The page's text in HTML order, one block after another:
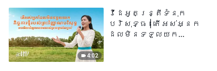
4:02
វីដេអូតន្រ្តីទំនុក
បរិសុទ្ធ | តើអស់អ្នក
ដែលមិនទទួលយក